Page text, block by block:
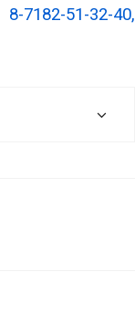
8-7182-51-32-40,